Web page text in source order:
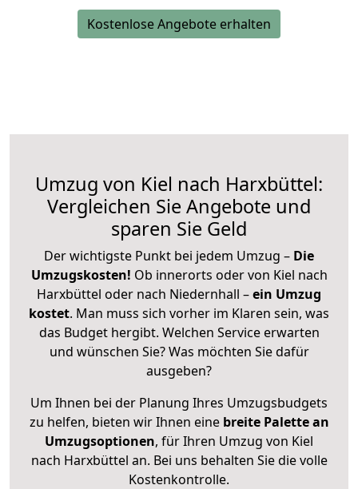
Kostenlose Angebote erhalten
Umzug von Kiel nach Harxbüttel:
Vergleichen Sie Angebote und
sparen Sie Geld
Der wichtigste Punkt bei jedem Umzug – Die
Umzugskosten! Ob innerorts oder von Kiel nach
Harxbüttel oder nach Niedernhall –ein Umzug
kostet. Man muss sich vorher im Klaren sein, was
das Budget hergibt. Welchen Service erwarten
und wünschen Sie? Was möchten Sie dafür
ausgeben?
Um Ihnen bei der Planung Ihres Umzugsbudgets
zu helfen, bieten wir Ihnen eine breite Palette an
Umzugsoptionen, für Ihren Umzug von Kiel
nach Harxbüttel an. Bei uns behalten Sie die volle
Kostenkontrolle.